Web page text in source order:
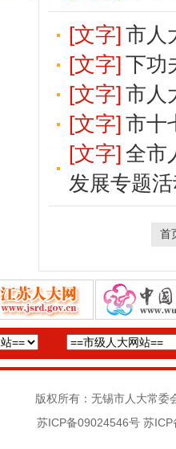
[文字] 市人
[文字] 下功
[文字] 市人
[文字] 市十
[文字] 全市
发展专题
首
版权所有：无锡市人大常
苏ICP备09024546号 苏ICP